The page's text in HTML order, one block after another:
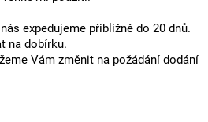
expedujeme přibližně do 20 dnů.
na dobírku.
Vám změnit na požádání dodání